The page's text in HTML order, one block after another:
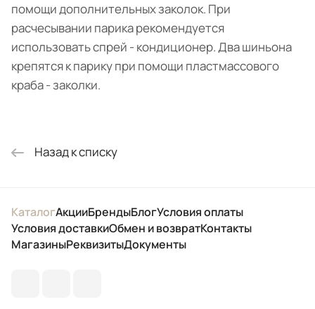
помощи дополнительных заколок. При
расчесывании парика рекомендуется
использовать спрей - кондиционер. Два шиньона
крепятся к парику при помощи пластмассового
краба - заколки.
Назад к списку
КаталогАкцииБрендыБлогУсловия оплаты
Условия доставкиОбмен и возвратКонтакты
МагазиныРеквизитыДокументы